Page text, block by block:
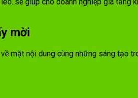
giúp cho doanh nghiệp gia tăng
mời
nội dung cùng những sáng tạo